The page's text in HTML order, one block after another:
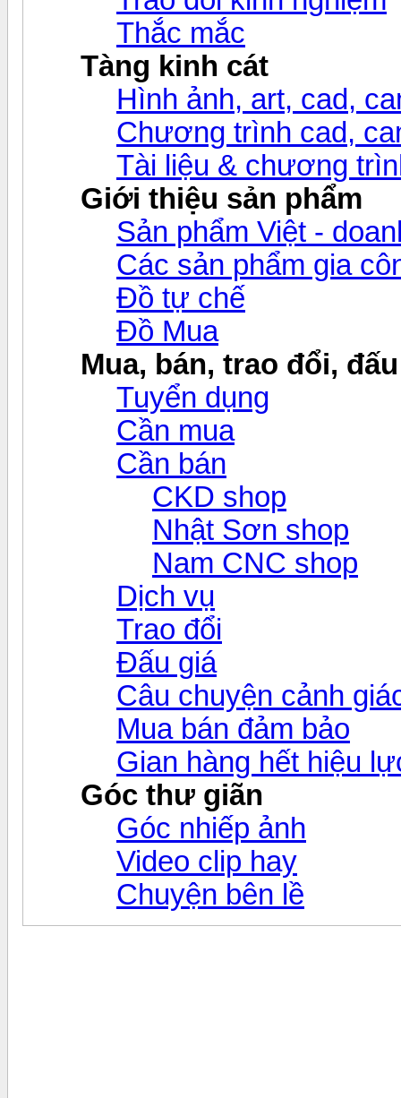
Thắc mắc
Tàng kinh cát
Hình ảnh, art, cad,
Chương trình cad,
Tài liệu & chương
Giới thiệu sản phẩm
Sản phẩm Việt -
Các sản phẩm gia
Đồ tự chế
Đồ Mua
Mua, bán, trao đổi,
Tuyển dụng
Cần mua
Cần bán
CKD shop
Nhật Sơn shop
Nam CNC shop
Dịch vụ
Trao đổi
Đấu giá
Câu chuyện cảnh
Mua bán đảm bảo
Gian hàng hết hiệu
Góc thư giãn
Góc nhiếp ảnh
Video clip hay
Chuyện bên lề